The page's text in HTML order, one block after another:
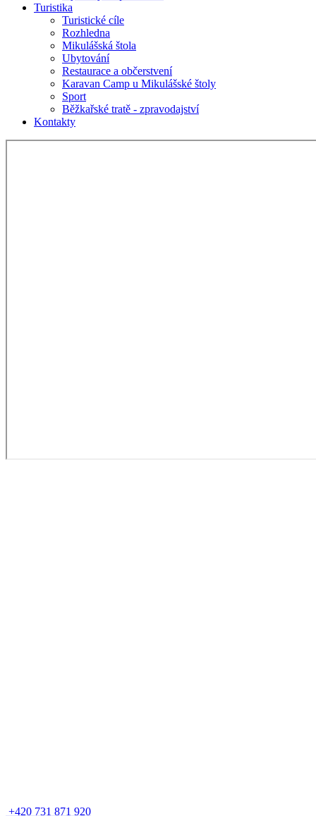
Turistika
Turistické cíle
Rozhledna
Mikulášská štola
Ubytování
Restaurace a občerstvení
Karavan Camp u Mikulášské štoly
Sport
Běžkařské tratě - zpravodajství
Kontakty
+420 731 871 920